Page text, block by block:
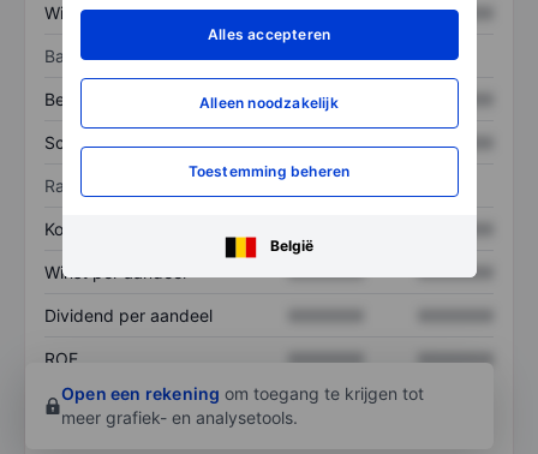
Alles accepteren
Alleen noodzakelijk
Toestemming beheren
België
Winst XXXXXXX XXXXXXX
Balans
Bezittingen XXXXXXX
Schulden XXXXXXX XXXXXXX
Ratio's
Koers/omzetratio
Winst per aandeel XXXXXXX
Dividend per aandeel
ROE XXXXXXX
XXXXXXX
Open een rekening om toegang te krijgen tot
meer grafiek- en analysetools.